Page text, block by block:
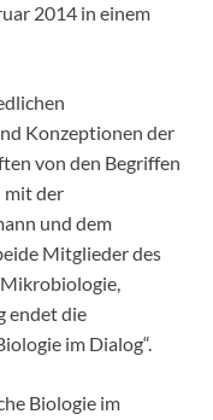
2014 in einem
Konzeptionen der
von den Begriffen
mit der
und dem
Mitglieder des
endet die
im Dialog“.
Biologie im